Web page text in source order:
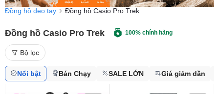
Đồng hồ đeo tay Đồng hồ Casio Pro Trek
Đồng hồ Casio Pro Trek 100% chính hãng
Bộ lọc
Nổi bật Bán Chạy SALE LỚN Giá giảm dần